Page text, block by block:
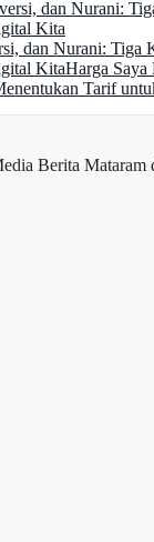
dan Nurani: Tiga
KitaHarga
Tarif
Berita